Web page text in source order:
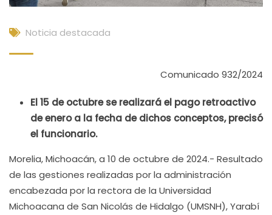
Noticia destacada
Comunicado 932/2024
El 15 de octubre se realizará el pago retroactivo
de enero a la fecha de dichos conceptos, precisó
el funcionario.
Morelia, Michoacán, a 10 de octubre de 2024.- Resultado
de las gestiones realizadas por la administración
encabezada por la rectora de la Universidad
Michoacana de San Nicolás de Hidalgo (UMSNH), Yarabí